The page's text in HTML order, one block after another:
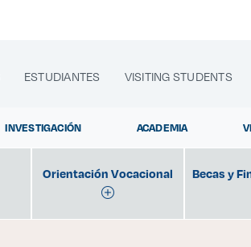
ESTUDIANTES VISITING STUDENTS
INVESTIGACIÓN ACADEMIA
Orientación Vocacional Becas y